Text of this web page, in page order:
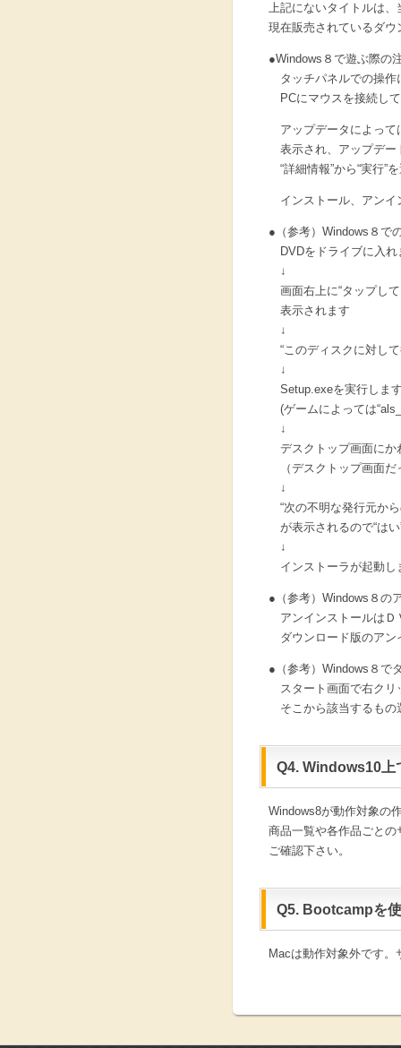
上記にないタイトルは
現在販売されているダ
●Windows８で遊ぶ際の
タッチパネルでの操作
PCにマウスを接続し
アップデータによって
表示され、アップデー
“詳細情報”から“実行”
インストール、アンイ
●（参考）Windows８で
DVDをドライブに入れ
↓
画面右上に“タップし
表示されます
↓
“このディスクに対し
↓
Setup.exeを実行しま
(ゲームによっては
↓
デスクトップ画面にか
（デスクトップ画面だ
↓
“次の不明な発行元か
が表示されるので“はい
↓
インストーラが起動し
●（参考）Windows８の
アンインストールはＤ
ダウンロード版のアン
●（参考）Windows８で
スタート画面で右クリ
そこから該当するもの
Q4. Windows10上
Windows8が動作対象の
商品一覧や各作品ごと
ご確認下さい。
Q5. Bootcampを
Macは動作対象外です